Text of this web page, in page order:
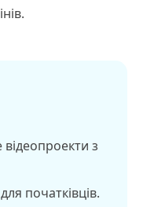
з
початківців.